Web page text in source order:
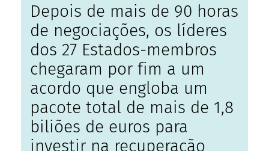
Depois de mais de 90 horas
de negociações, os líderes
dos 27 Estados-membros
chegaram por fim a um
acordo que engloba um
pacote total de mais de 1,8
biliões de euros para
investir na recuperação